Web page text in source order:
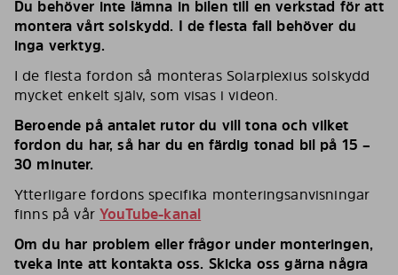
Du behöver inte lämna in bilen till en verkstad för att
montera vårt solskydd. I de flesta fall behöver du
inga verktyg.
I de flesta fordon så monteras Solarplexius solskydd
mycket enkelt själv, som visas i videon.
Beroende på antalet rutor du vill tona och vilket
fordon du har, så har du en färdig tonad bil på 15 –
30 minuter.
Ytterligare fordons specifika monteringsanvisningar
finns på vårYouTube-kanal
Om du har problem eller frågor under monteringen,
tveka inte att kontakta oss. Skicka oss gärna några